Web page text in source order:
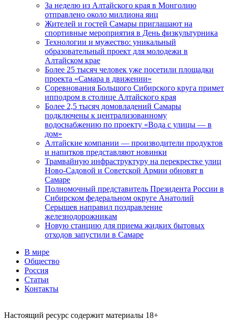
За неделю из Алтайского края в Монголию
отправлено около миллиона яиц
Жителей и гостей Самары приглашают на
спортивные мероприятия в День физкультурника
Технологии и мужество: уникальный
образовательный проект для молодежи в
Алтайском крае
Более 25 тысяч человек уже посетили площадки
проекта «Самара в движении»
Соревнования Большого Сибирского круга примет
ипподром в столице Алтайского края
Более 2,5 тысяч домовладений Самары
подключены к централизованному
водоснабжению по проекту «Вода с улицы — в
дом»
Алтайские компании — производители продуктов
и напитков представляют новинки
Трамвайную инфраструктуру на перекрестке улиц
Ново-Садовой и Советской Армии обновят в
Самаре
Полномочный представитель Президента России в
Сибирском федеральном округе Анатолий
Серышев направил поздравление
железнодорожникам
Новую станцию для приема жидких бытовых
отходов запустили в Самаре
В мире
Общество
Россия
Статьи
Контакты
Настоящий ресурс содержит материалы 18+